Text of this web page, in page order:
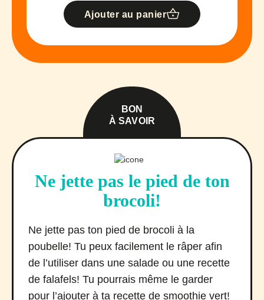
Ajouter au panier
BON
À SAVOIR
Ne jette pas le pied de ton
brocoli!
Ne jette pas ton pied de brocoli à la
poubelle! Tu peux facilement le râper afin
de l’utiliser dans une salade ou une recette
de falafels! Tu pourrais même le garder
pour l’ajouter à ta recette de smoothie vert!